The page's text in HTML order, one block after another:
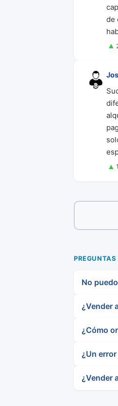
de
▲
▲ 1
No
¿Vender
¿Cómo
¿Un
¿Vender